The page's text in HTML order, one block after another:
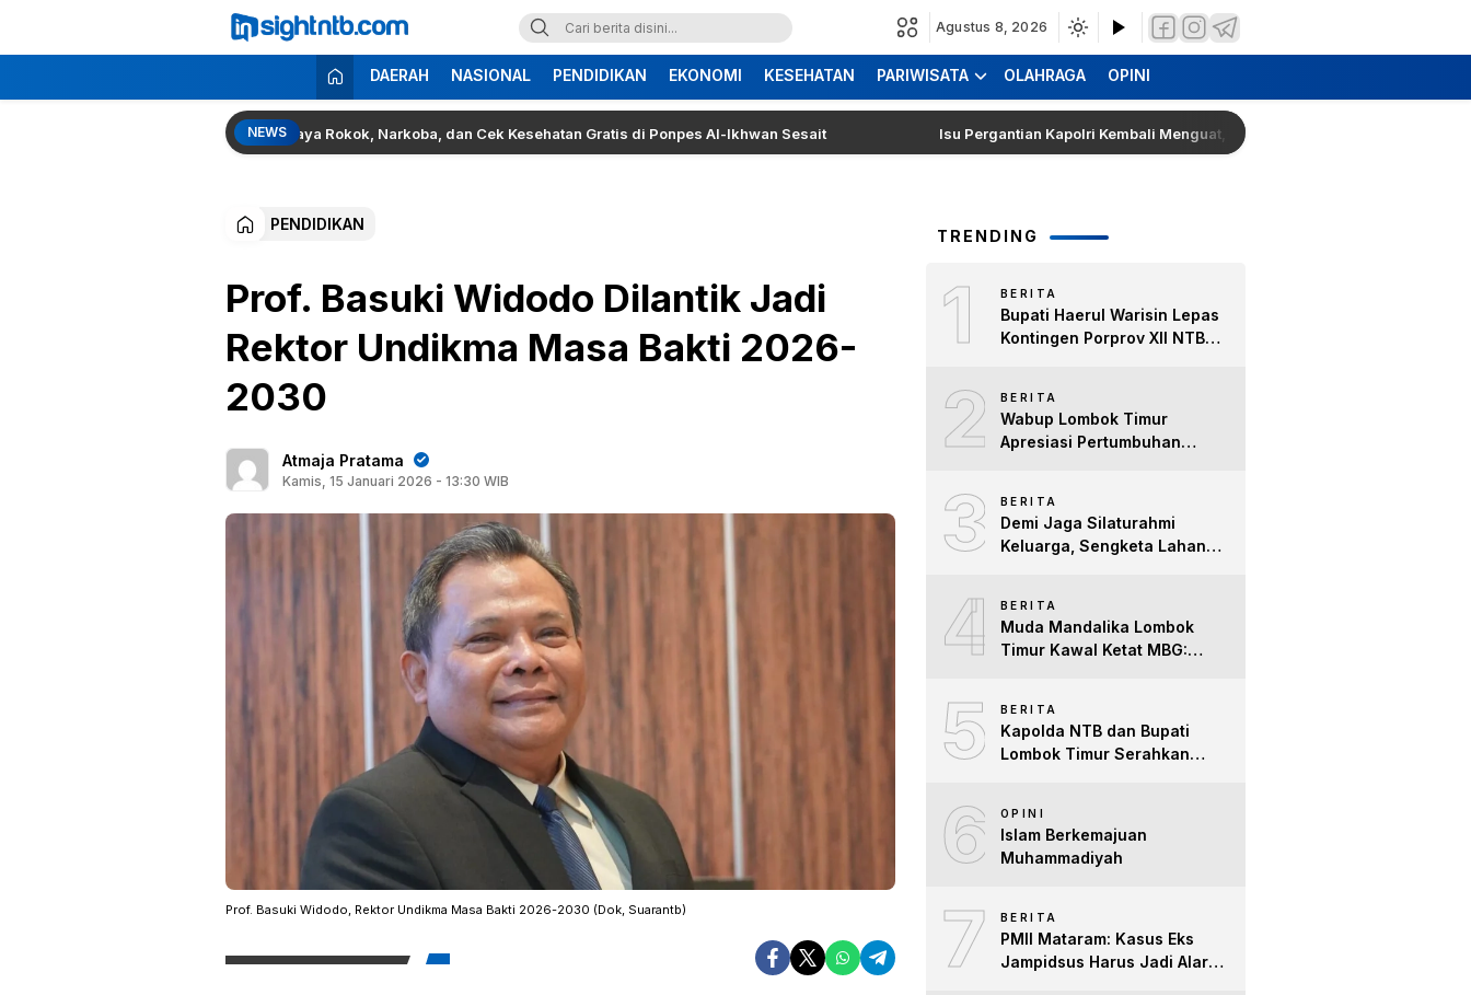
konten
Berita Seputar NTB
Agustus 8, 2026
DAERAH NASIONAL PENDIDIKAN EKONOMI KESEHATAN PARIWISATA OLAHRAGA OPINI
NEWS
186 Gelar Sosialisasi Bahaya Rokok, Narkoba, dan Cek Kesehatan Gratis di Ponpes Al-Ikhwan Sesait Isu Pergantian Kapolri Kembali Menguat, Pakar Singgung Dilema Politik Presiden
PENDIDIKAN
Prof. Basuki Widodo Dilantik Jadi
Rektor Undikma Masa Bakti 2026-
2030
Atmaja Pratama
Kamis, 15 Januari 2026 - 13:30 WIB
Prof. Basuki Widodo, Rektor Undikma Masa Bakti 2026-2030 (Dok, Suarantb)
TRENDING
1 BERITA
Bupati Haerul Warisin Lepas
Kontingen Porprov XII NTB
untuk Lombok Timur
2 BERITA
Wabup Lombok Timur
Apresiasi Pertumbuhan
Difabel
3 BERITA
Demi Jaga Silaturahmi
Keluarga, Sengketa Lahan
4 BERITA
Muda Mandalika Lombok
Timur Kawal Ketat MBG:
5 BERITA
Kapolda NTB dan Bupati
Lombok Timur Serahkan
Kepedulian Sosial
6 OPINI
Islam Berkemajuan
Muhammadiyah
7 BERITA
PMII Mataram: Kasus Eks
Jampidsus Harus Jadi Alarm